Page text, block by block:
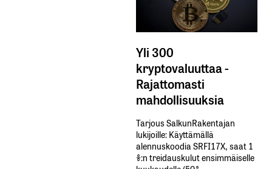
Yli 300
kryptovaluuttaa -
Rajattomasti
mahdollisuuksia
Tarjous SalkunRakentajan
lukijoille: Käyttämällä​ ​
alennuskoodia​ ​SRFI17X,​ ​saat​ ​1
%:n treidauskulut​ ​ensimmäiselle​ ​